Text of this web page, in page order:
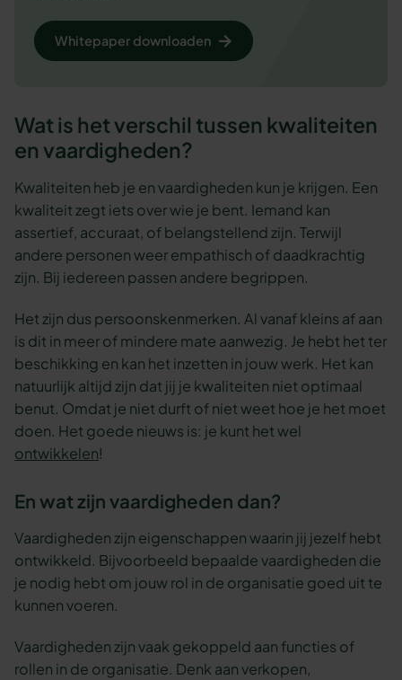
Whitepaper downloaden
Wat is het verschil tussen kwaliteiten
en vaardigheden?
Kwaliteiten heb je en vaardigheden kun je krijgen. Een
kwaliteit zegt iets over wie je bent. Iemand kan
assertief, accuraat, of belangstellend zijn. Terwijl
andere personen weer empathisch of daadkrachtig
zijn. Bij iedereen passen andere begrippen.
Het zijn dus persoonskenmerken. Al vanaf kleins af aan
is dit in meer of mindere mate aanwezig. Je hebt het ter
beschikking en kan het inzetten in jouw werk. Het kan
natuurlijk altijd zijn dat jij je kwaliteiten niet optimaal
benut. Omdat je niet durft of niet weet hoe je het moet
doen. Het goede nieuws is: je kunt het wel
ontwikkelen!
En wat zijn vaardigheden dan?
Vaardigheden zijn eigenschappen waarin jij jezelf hebt
ontwikkeld. Bijvoorbeeld bepaalde vaardigheden die
je nodig hebt om jouw rol in de organisatie goed uit te
kunnen voeren.
Vaardigheden zijn vaak gekoppeld aan functies of
rollen in de organisatie. Denk aan verkopen,